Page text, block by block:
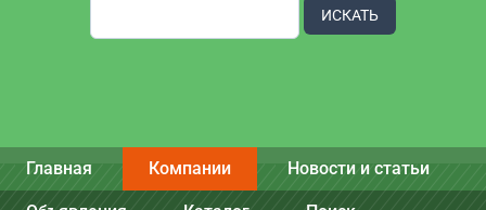
ИСКАТЬ
Главная Компании Новости и статьи